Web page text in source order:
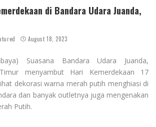
di Bandara Udara Juanda,
August 18, 2023
Suasana Bandara Udara Juanda,
menyambut Hari Kemerdekaan 17
dekorasi warna merah putih menghiasi di
dan banyak outletnya juga mengenakan
Putih.